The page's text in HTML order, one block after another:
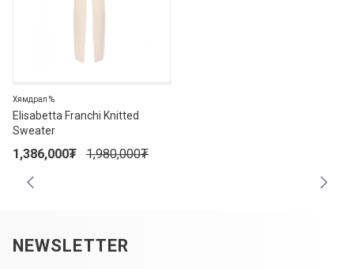
Elisabetta Franchi Knitted
Sweater
Хямдрал %
1,386,000₮ 1,980,000₮
NEWSLETTER